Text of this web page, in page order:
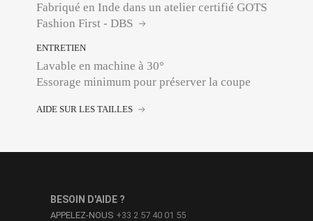
Fabriqué en Inde dans un atelier certifié GOTS
Fashion First - DBS
ENTRETIEN
Lavable en machine à 30°
Essorage minimum pour préserver la coupe
AIDE SUR LES TAILLES
BESOIN D'AIDE ?
APPELEZ-NOUS +33 2 57 40 01 55